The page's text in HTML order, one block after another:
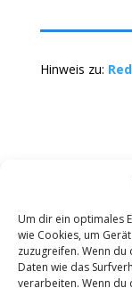
Um dir ein optimales
wie Cookies, um
zuzugreifen. Wenn
Daten wie das
verarbeiten. Wenn du
Hinweis zu:
Kontakt